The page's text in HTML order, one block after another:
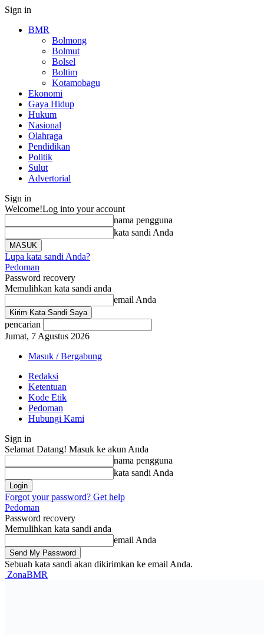
Sign in
BMR
Bolmong
Bolmut
Bolsel
Boltim
Kotamobagu
Ekonomi
Gaya Hidup
Hukum
Nasional
Olahraga
Pendidikan
Politik
Sulut
Advertorial
Sign in
Welcome!Log into your account
nama pengguna
kata sandi Anda
Lupa kata sandi Anda?
Pedoman
Password recovery
Memulihkan kata sandi anda
email Anda
pencarian
Jumat, 7 Agustus 2026
Masuk / Bergabung
Redaksi
Ketentuan
Kode Etik
Pedoman
Hubungi Kami
Sign in
Selamat Datang! Masuk ke akun Anda
nama pengguna
kata sandi Anda
Forgot your password? Get help
Pedoman
Password recovery
Memulihkan kata sandi anda
email Anda
Sebuah kata sandi akan dikirimkan ke email Anda.
ZonaBMR